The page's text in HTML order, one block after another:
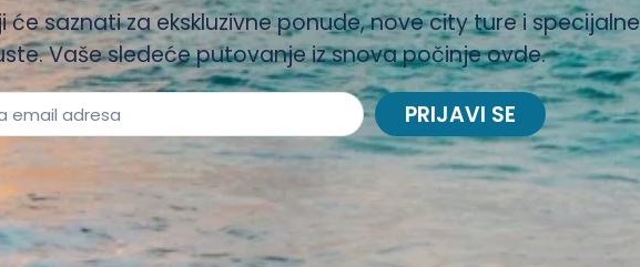
će saznati za ekskluzivne ponude, nove city ture i specijalne
Vaše sledeće putovanje iz snova počinje ovde.
PRIJAVI SE